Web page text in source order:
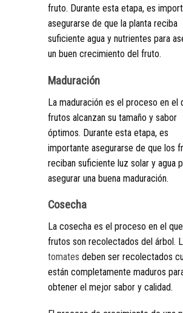
fruto. Durante esta etapa, es
asegurarse de que la planta reciba
suficiente agua y nutrientes para
un buen crecimiento del fruto.
Maduración
La maduración es el proceso en el
frutos alcanzan su tamaño y sabor
óptimos. Durante esta etapa, es
importante asegurarse de que los
reciban suficiente luz solar y agua
asegurar una buena maduración.
Cosecha
La cosecha es el proceso en el
frutos son recolectados del árbol.
tomates deben ser recolectados
están completamente maduros
obtener el mejor sabor y calidad.